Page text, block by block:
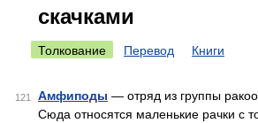
скачками
Толкование Перевод Книги
121 Амфиподы — отряд из группы
Сюда относятся маленькие рачки с